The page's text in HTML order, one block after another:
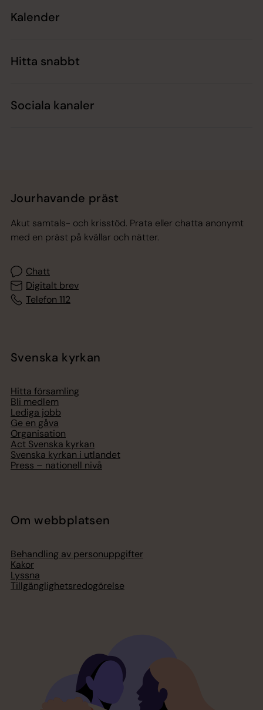
Kalender
Hitta snabbt
Sociala kanaler
Jourhavande präst
Akut samtals- och krisstöd. Prata eller chatta anonymt
med en präst på kvällar och nätter.
Chatt
Digitalt brev
Telefon 112
Svenska kyrkan
Hitta församling
Bli medlem
Lediga jobb
Ge en gåva
Organisation
Act Svenska kyrkan
Svenska kyrkan i utlandet
Press – nationell nivå
Om webbplatsen
Behandling av personuppgifter
Kakor
Lyssna
Tillgänglighetsredogörelse